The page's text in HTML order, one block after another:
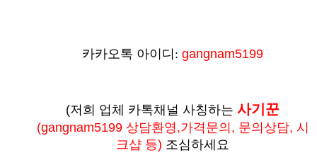
카카오톡 아이디: gangnam5199
(저희 업체 카톡채널 사칭하는 사기꾼
(gangnam5199 상담환영,가격문의, 문의상담, 시
크샵 등) 조심하세요